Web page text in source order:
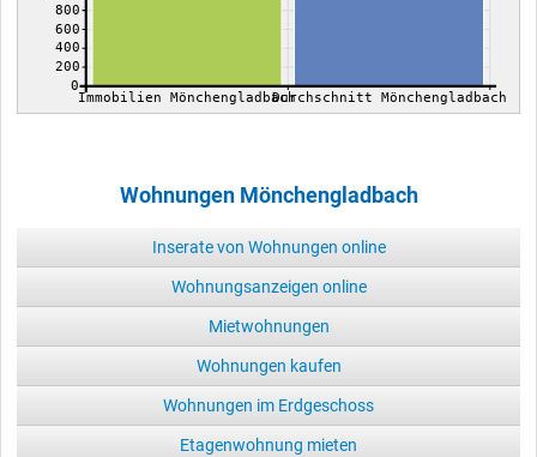
0
200
400
600
800
Immobilien MönchengladbachDurchschnitt Mönchengladbach
Wohnungen Mönchengladbach
Inserate von Wohnungen online
Wohnungsanzeigen online
Mietwohnungen
Wohnungen kaufen
Wohnungen im Erdgeschoss
Etagenwohnung mieten